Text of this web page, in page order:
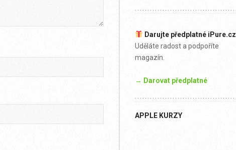
Darujte předplatné iPure.cz
Uděláte radost a podpoříte
magazín.
→ Darovat předplatné
APPLE KURZY